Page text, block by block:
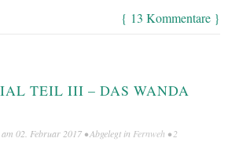
{ 13 Kommentare }
TEIL III – DAS WANDA
am 02. Februar 2017 • Abgelegt in Fernweh •2